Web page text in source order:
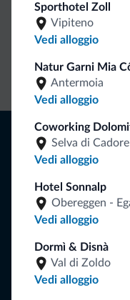
Sporthotel Zoll
Vipiteno
Vedi alloggio
Natur Garni Mia
Antermoia
Vedi alloggio
Coworking
Selva di Cadore
Vedi alloggio
Hotel Sonnalp
Obereggen -
Vedi alloggio
Dormì & Disnà
Val di Zoldo
Vedi alloggio
Vantaggi
diretto
Riceverai